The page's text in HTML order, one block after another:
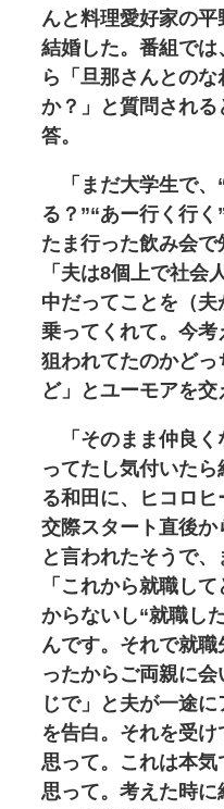
んと料理愛好家の
結婚した。番組で
ら「旦那さんとの
か？」と質問され
答。
「まだ大学生で、
る？”“あー行く行
たま行った飲み会で
「夫は8個上で社会
中だってことを（
乗ってくれて。今考
狙われてたのかど
ど」とユーモアを交
「そのまま仲良く
ってたし気付いた
る和田に、ヒコロヒ
交際スタート直後か
と言われたそうで
「これから就職し
からないし“就職し
んです。それで就職
ったからご両親に
じで」と夫が一途
を告白。それを受
思って。これは本気
思って。考えた時に